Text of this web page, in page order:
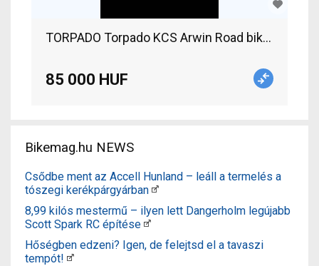
TORPADO Torpado KCS Arwin Road bike
85 000 HUF
Bikemag.hu NEWS
Csődbe ment az Accell Hunland – leáll a termelés a
tószegi kerékpárgyárban
8,99 kilós mestermű – ilyen lett Dangerholm legújabb
Scott Spark RC építése
Hőségben edzeni? Igen, de felejtsd el a tavaszi
tempót!